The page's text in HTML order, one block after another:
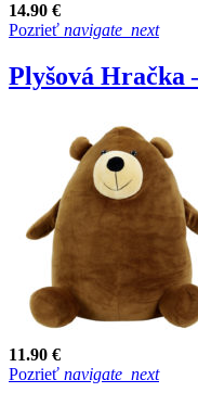
14.90 €
Pozrieť navigate_next
Plyšová
11.90 €
Pozrieť navigate_next